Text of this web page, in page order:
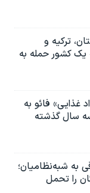
ترکیه و
یک کشور حمله به
فائو به
سال گذشته
به شبه‌نظامیان؛
را تحمل